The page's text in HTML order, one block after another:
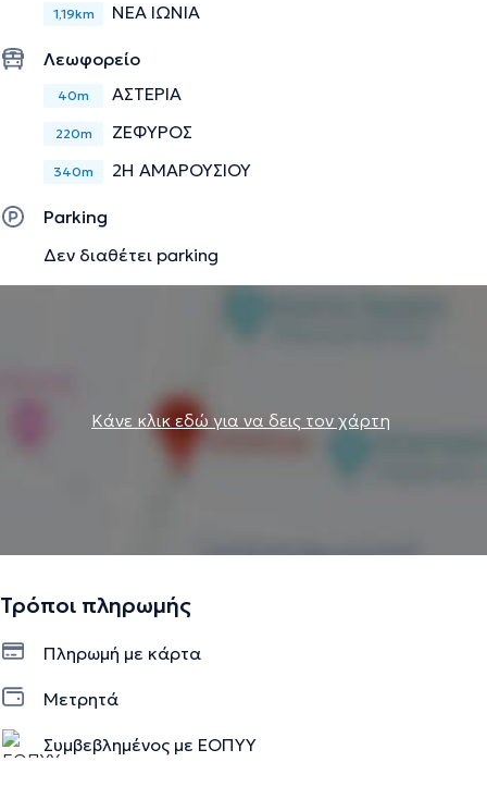
1,19km ΝΕΑ ΙΩΝΙΑ
Λεωφορείο
40m ΑΣΤΕΡΙΑ
220m ΖΕΦΥΡΟΣ
340m 2Η ΑΜΑΡΟΥΣΙΟΥ
Parking
Δεν διαθέτει parking
Κάνε κλικ εδώ για να δεις τον χάρτη
Τρόποι πληρωμής
Πληρωμή με κάρτα
Μετρητά
Συμβεβλημένος με ΕΟΠΥΥ